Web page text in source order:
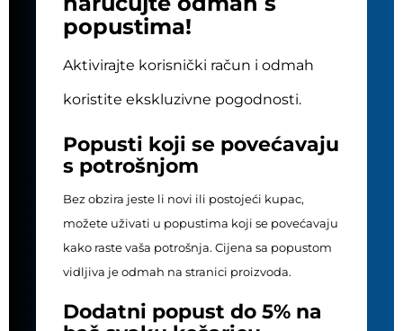
popustima!
Aktivirajte korisnički račun i odmah
koristite ekskluzivne pogodnosti.
Popusti koji se povećavaju
s potrošnjom
Bez obzira jeste li novi ili postojeći kupac,
možete uživati u popustima koji se povećavaju
kako raste vaša potrošnja. Cijena sa popustom
vidljiva je odmah na stranici proizvoda.
Dodatni popust do 5% na